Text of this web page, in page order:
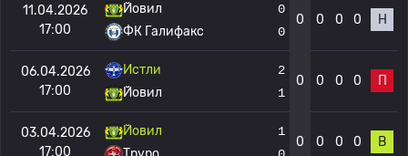
11.04.2026
17:00
Йовил
ФК Галифакс
0
0
0 0 0 0 Н
06.04.2026
17:00
Истли
Йовил
2
1
0 0 0 0 П
03.04.2026
17:00
Йовил
1
0 0 0 0 В